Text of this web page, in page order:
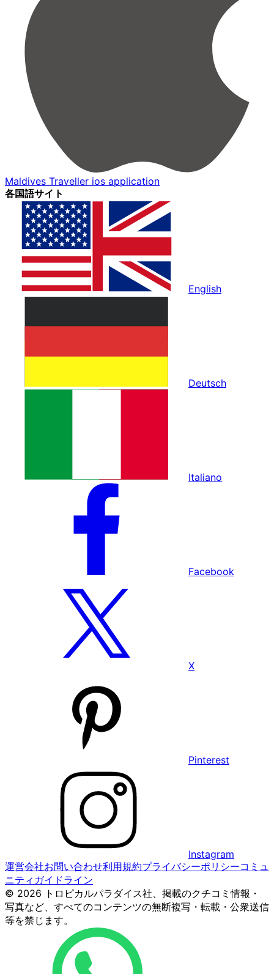
Maldives Traveller ios application
各国語サイト
English
Deutsch
Italiano
Facebook
X
Pinterest
Instagram
運営会社お問い合わせ利用規約プライバシーポリシーコミュ
ニティガイドライン
© 2026 トロピカルパラダイス社、掲載のクチコミ情報・
写真など、すべてのコンテンツの無断複写・転載・公衆送信
等を禁じます。